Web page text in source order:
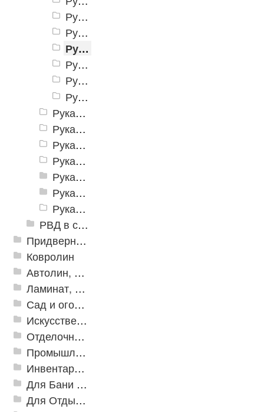
Рукав ВГ (III)
Рукав Г (IV)
Рукав П (VII)
Рукав Пар-1 (X)
Рукав Пар-2 (X)
Рукав Ш (VIII)
Рукава с нитяным усилением ГОСТ 10362-76
Рукава для битума
Рукава дюритовые ТУ 0056016-87
Рукава для газовой сварки ГОСТ 9356-75
Рукава для горячей воды
Рукава нaпорно-всасывающие
Рукава пневматические
РВД в сборе с фитингами Штуцеры БРС
Придверные решетки
Ковролин
Автолин, Транслин, Линолеум
Ламинат, Кварцвиниловая плитка SPC
Сад и огород
Искусственная трава
Отделочные профили
Промышленный текстиль
Инвентарь для клининга
Для Бани и Сауны
Для Отдыха и Пикника